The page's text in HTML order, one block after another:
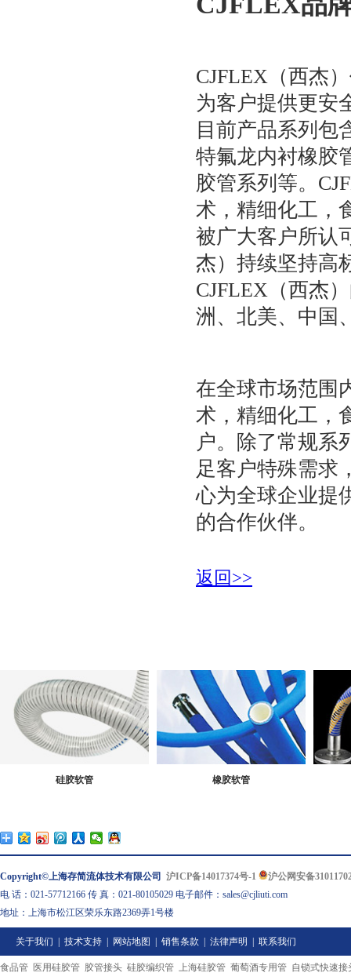
CJFLEX（西杰
为客户提供更安
目前产品系列包
特氟龙内衬橡胶
胶管系列等。
术，精细化工，
被广大客户所认
杰）持续坚持高
CJFLEX（西杰
洲、北美、中国
在全球市场范围
术，精细化工，
户。除了常规系
足客户特殊需求
心为全球企业提
的合作伙伴。
返回>>
硅胶软管 橡胶软管
Copyright©上海存简流体技术有限公司 沪ICP备14017374号-1
沪公网安备
电 话：021-57712166 传 真：021-80105029 电子邮件：sales@cjliuti.com
地址：上海市松江区荣乐东路2369弄1号楼
关于我们 技术支持 网站地图 销售条款 法律声明 联系我们
食品管 医用硅胶管 胶管接头 硅胶编织管 上海硅胶管 葡萄酒专用管 自锁式快速接